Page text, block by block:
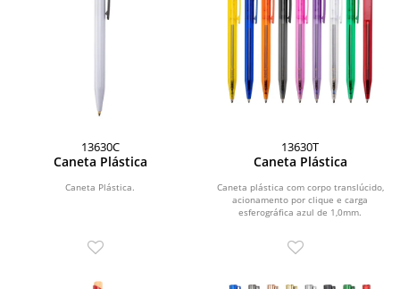
13630C
Caneta Plástica
Caneta Plástica.
13630T
Caneta Plástica
Caneta plástica com corpo translúcido,
acionamento por clique e carga
esferográfica azul de 1,0mm.